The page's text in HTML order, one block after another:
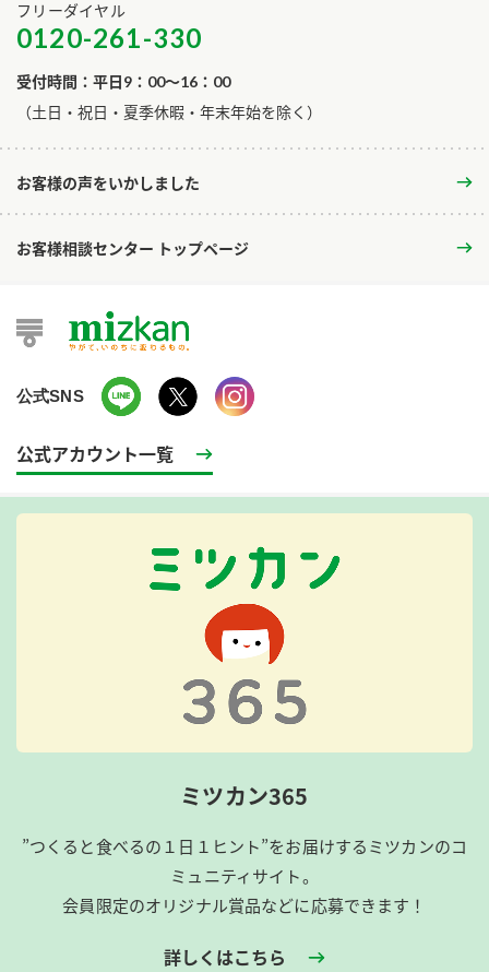
フリーダイヤル
0120-261-330
受付時間：平日9：00～16：00
​（土日・祝日・夏季休暇・年末年始を除く）
お客様の声をいかしました
お客様相談センター トップページ
公式SNS
公式アカウント一覧
ミツカン365
”つくると食べるの１日１ヒント”をお届けするミツカンのコ
ミュニティサイト。
会員限定のオリジナル賞品などに応募できます！
詳しくはこちら